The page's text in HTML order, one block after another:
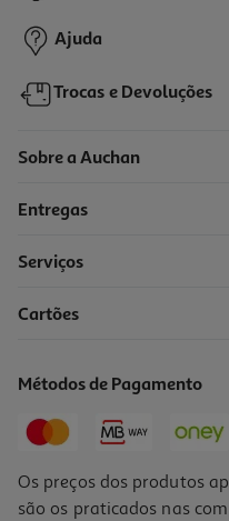
Ajuda
Trocas e Devoluções
Sobre a Auchan
Entregas
Serviços
Cartões
Métodos de Pagamento
Os preços dos produtos
são os praticados nas